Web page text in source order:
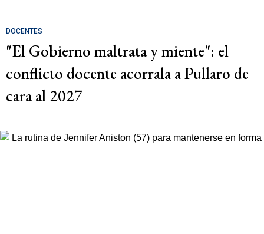
DOCENTES
"El Gobierno maltrata y miente": el
conflicto docente acorrala a Pullaro de
cara al 2027